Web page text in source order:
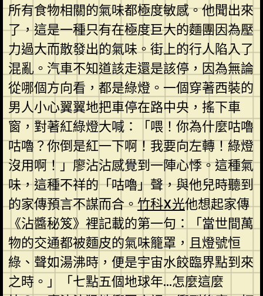
所有食物相關的氣味都極度敏感。他聞出來
了，這是一種只有在極度巨大的麵團因為壓
力過大而散發出的氣味。街上的行人陷入了
混亂。汽車不知道該走還是該停，因為無論
從哪個方向看，都是綠燈。一個穿著西裝的
男人小心翼翼地把車停在路中央，搖下車
窗，對著紅綠燈大喊：「喂！你為什麼咕嚕
咕嚕？你倒是紅一下啊！我要向左轉！綠燈
沒用啊！」廖沾沾感覺到一陣心悸。這種氣
味，這種不祥的「咕嚕」聲，與他兒時聽到
的家傳預言不謀而合。竹科X光他想起家傳
《沾醬秘笈》裡記載的第一句：「當世間萬
物的交通都被麵皮的氣味籠罩，且燈號恒
綠、聲如湯沸時，便是宇宙水餃臨界點到來
之時。」「七點五個地球年…怎麼這麼